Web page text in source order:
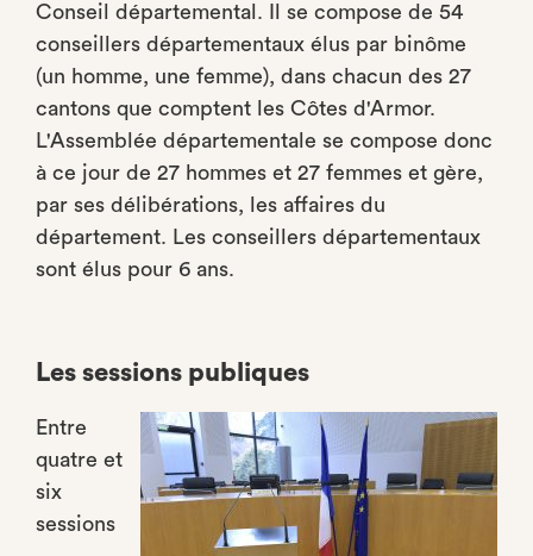
Conseil départemental. Il se compose de 54
conseillers départementaux élus par binôme
(un homme, une femme), dans chacun des 27
cantons que comptent les Côtes d'Armor.
L'Assemblée départementale se compose donc
à ce jour de 27 hommes et 27 femmes et gère,
par ses délibérations, les affaires du
département. Les conseillers départementaux
sont élus pour 6 ans.
Les sessions publiques
Entre
quatre et
six
sessions